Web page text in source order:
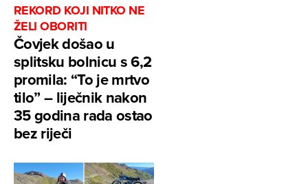
REKORD KOJI NITKO NE
ŽELI OBORITI
Čovjek došao u
splitsku bolnicu s 6,2
promila: “To je mrtvo
tilo” – liječnik nakon
35 godina rada ostao
bez riječi